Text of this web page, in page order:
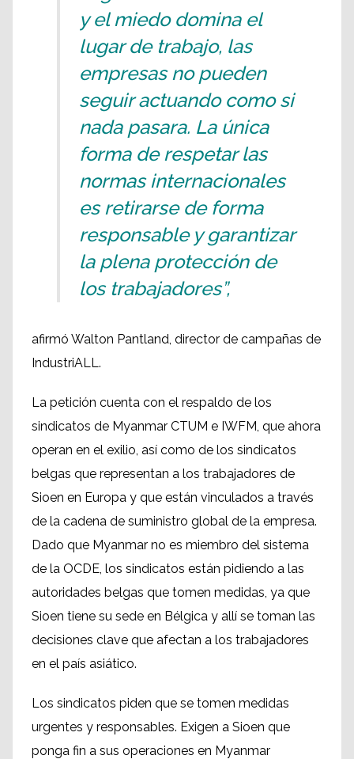
y el miedo domina el
lugar de trabajo, las
empresas no pueden
seguir actuando como si
nada pasara. La única
forma de respetar las
normas internacionales
es retirarse de forma
responsable y garantizar
la plena protección de
los trabajadores”,
afirmó Walton Pantland, director de campañas de
IndustriALL.
La petición cuenta con el respaldo de los
sindicatos de Myanmar CTUM e IWFM, que ahora
operan en el exilio, así como de los sindicatos
belgas que representan a los trabajadores de
Sioen en Europa y que están vinculados a través
de la cadena de suministro global de la empresa.
Dado que Myanmar no es miembro del sistema
de la OCDE, los sindicatos están pidiendo a las
autoridades belgas que tomen medidas, ya que
Sioen tiene su sede en Bélgica y allí se toman las
decisiones clave que afectan a los trabajadores
en el país asiático.
Los sindicatos piden que se tomen medidas
urgentes y responsables. Exigen a Sioen que
ponga fin a sus operaciones en Myanmar